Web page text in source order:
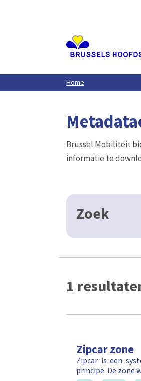
Home
Brussel Mobiliteit
informatie te
Zoek
1
Zipcar zone
Zipcar is een
principe. De zone